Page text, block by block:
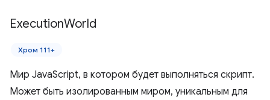
ExecutionWorld
Хром 111+
Мир JavaScript, в котором будет выполняться скрипт.
Может быть изолированным миром, уникальным для